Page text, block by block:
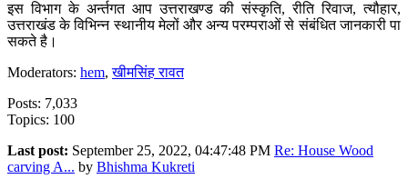
इस विभाग के अर्न्तगत आप उत्तराखण्ड की संस्कृति, रीति रिवाज, त्यौहार,
उत्तराखंड के विभिन्न स्थानीय मेलों और अन्य परम्पराओं से संबंधित जानकारी पा
सकते है।
Moderators: hem,खीमसिंह रावत
Posts: 7,033
Topics: 100
Last post: September 25, 2022, 04:47:48 PM Re: House Wood
carving A... by Bhishma Kukreti